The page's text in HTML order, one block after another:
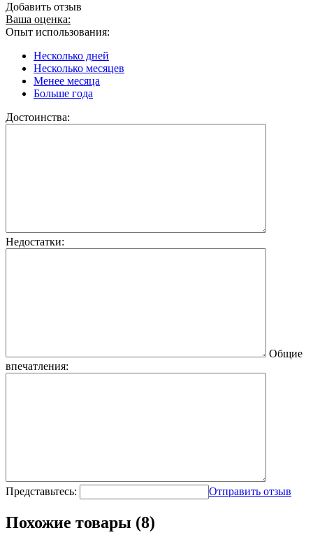
Добавить отзыв
Ваша оценка:
Опыт использования:
Несколько дней
Несколько месяцев
Менее месяца
Больше года
Достоинства:
Недостатки:
Общие
впечатления:
Представьтесь: Отправить отзыв
Похожие товары (8)